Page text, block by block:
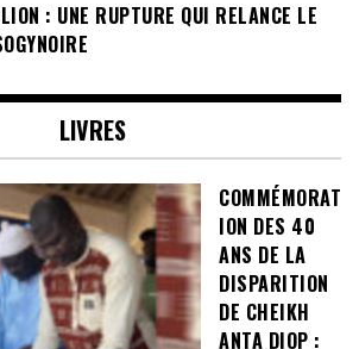
: UNE RUPTURE QUI RELANCE LE
LIVRES
COMMÉMORAT
ION DES 40
ANS DE LA
DISPARITION
DE CHEIKH
ANTA DIOP :